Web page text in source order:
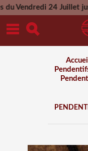
24 Juillet
Accueil